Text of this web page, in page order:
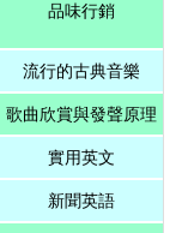
品味行銷
流行的古典音樂
歌曲欣賞與發聲原理
實用英文
新聞英語